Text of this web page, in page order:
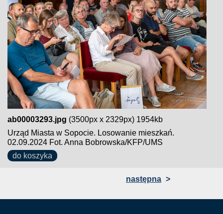
ab00003293.jpg (3500px x 2329px) 1954kb
Urząd Miasta w Sopocie. Losowanie mieszkań.
02.09.2024 Fot. Anna Bobrowska/KFP/UMS
do koszyka
następna >